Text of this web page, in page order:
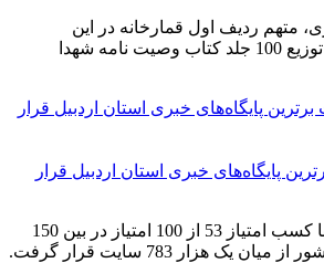
ردیف اول قمارخانه در این
شهرستان را به خرید و توزیع 100 جلد کتاب وصیت نامه شهدا
پایگاه‌های خبری استان اردبیل قرار
پایگاه خبری چشمه لر با کسب امتیاز 53 از 100 امتیاز در بین 150
یک هزار 783 سایت قرار گرفت.